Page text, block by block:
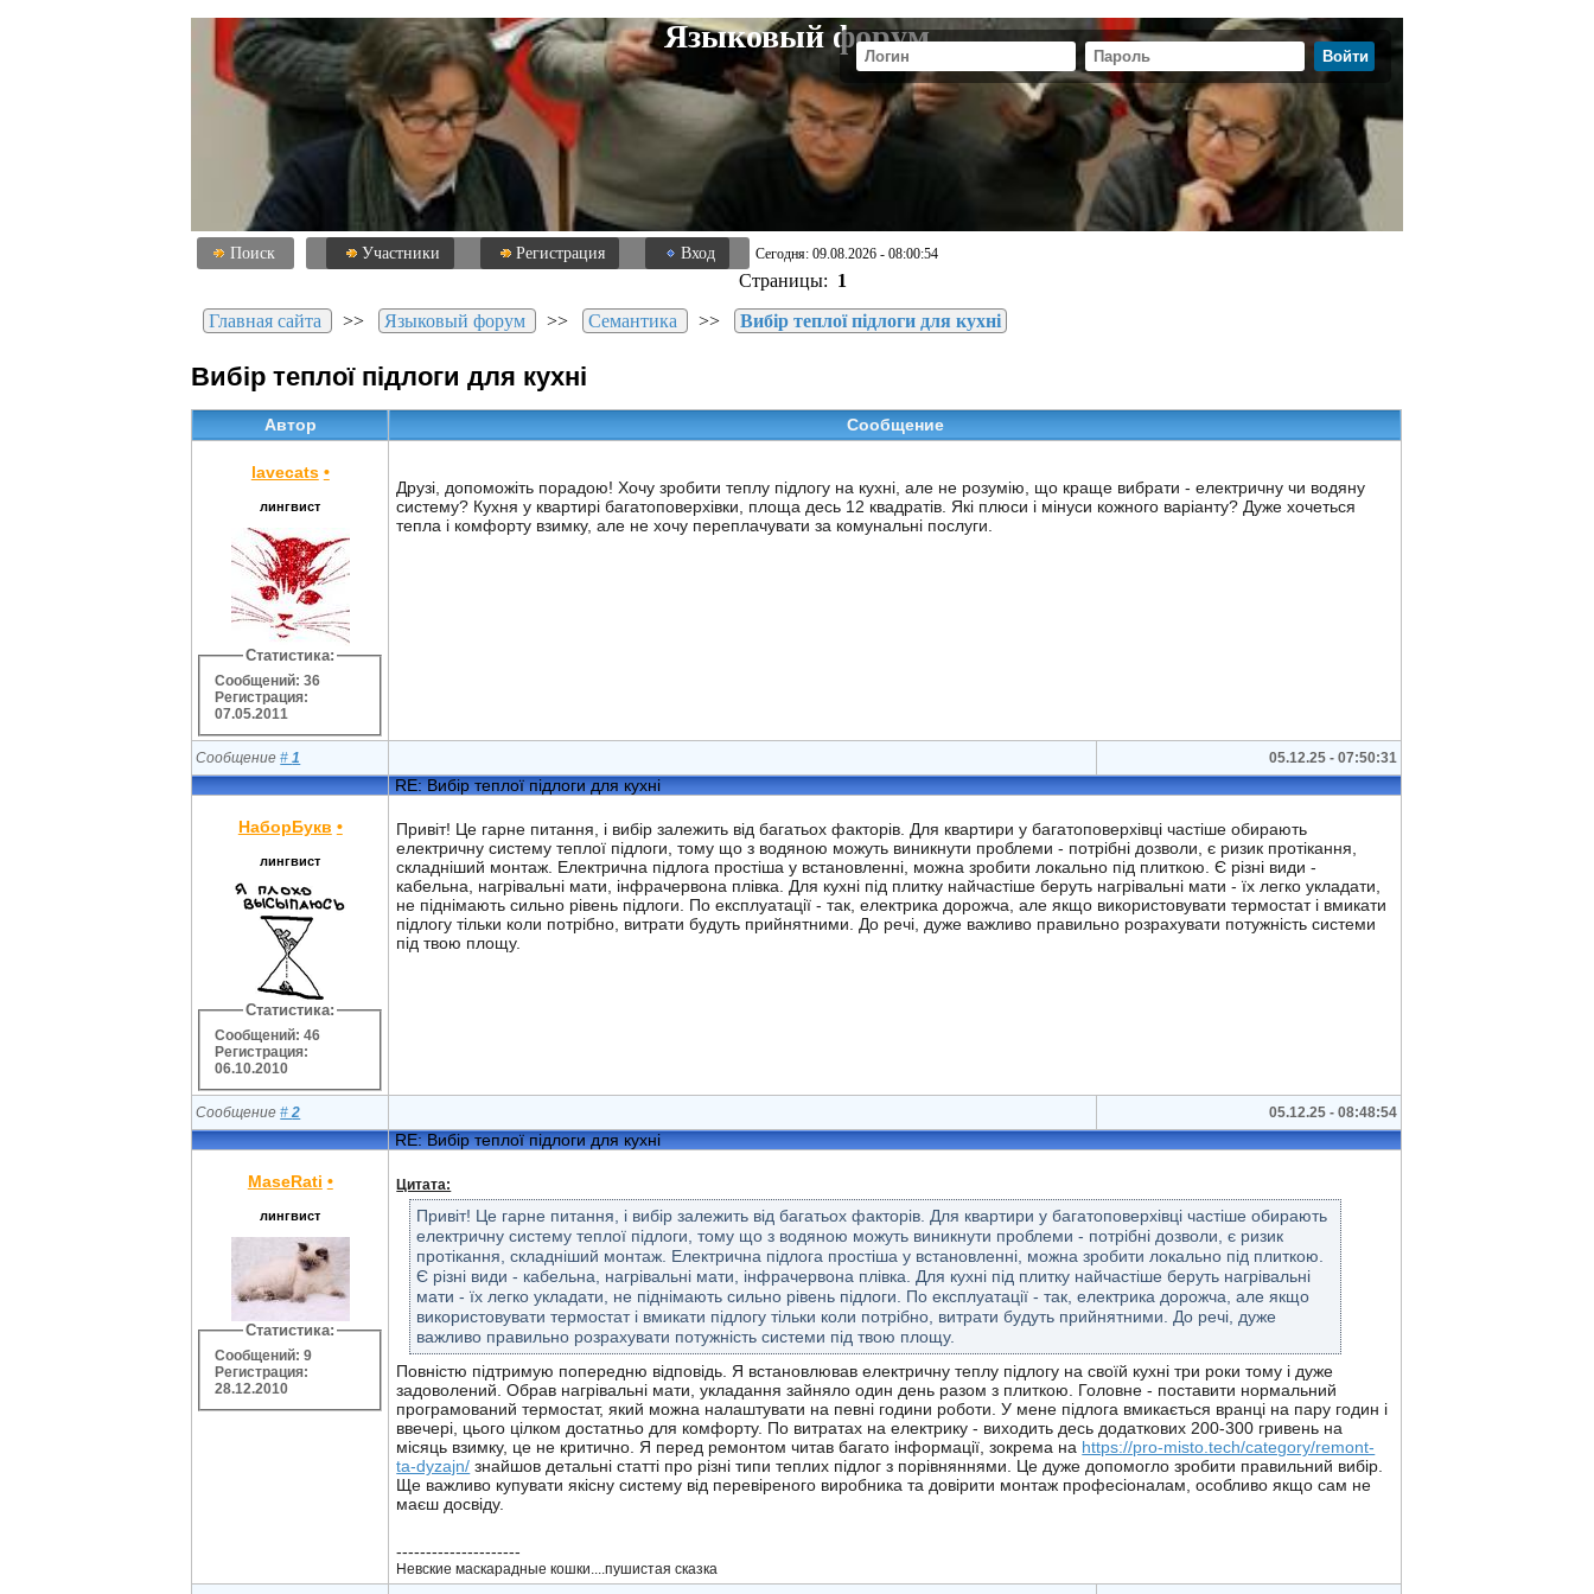
Языковый форум
Поиск Участники Регистрация Вход Сегодня: 09.08.2026 - 08:00:54
Страницы: 1
Главная сайта
>> Языковый форум >> Семантика >> Вибір теплої підлоги для кухні
Вибір теплої підлоги для кухні
Автор Сообщение
lavecats •
лингвист
Статистика:
Сообщений: 36
Регистрация:
07.05.2011
Друзі, допоможіть порадою! Хочу зробити теплу підлогу на кухні, але не розумію, що краще вибрати - електричну чи водяну
систему? Кухня у квартирі багатоповерхівки, площа десь 12 квадратів. Які плюси і мінуси кожного варіанту? Дуже хочеться
тепла і комфорту взимку, але не хочу переплачувати за комунальні послуги.
Сообщение#1 05.12.25 - 07:50:31
RE: Вибір теплої підлоги для кухні
НаборБукв •
лингвист
Статистика:
Сообщений: 46
Регистрация:
06.10.2010
Привіт! Це гарне питання, і вибір залежить від багатьох факторів. Для квартири у багатоповерхівці частіше обирають
електричну систему теплої підлоги, тому що з водяною можуть виникнути проблеми - потрібні дозволи, є ризик протікання,
складніший монтаж. Електрична підлога простіша у встановленні, можна зробити локально під плиткою. Є різні види -
кабельна, нагрівальні мати, інфрачервона плівка. Для кухні під плитку найчастіше беруть нагрівальні мати - їх легко укладати,
не піднімають сильно рівень підлоги. По експлуатації - так, електрика дорожча, але якщо використовувати термостат і вмикати
підлогу тільки коли потрібно, витрати будуть прийнятними. До речі, дуже важливо правильно розрахувати потужність системи
під твою площу.
Сообщение#2 05.12.25 - 08:48:54
RE: Вибір теплої підлоги для кухні
MaseRati •
лингвист
Статистика:
Сообщений: 9
Регистрация:
28.12.2010
Цитата:
Привіт! Це гарне питання, і вибір залежить від багатьох факторів. Для квартири у багатоповерхівці частіше обирають
електричну систему теплої підлоги, тому що з водяною можуть виникнути проблеми - потрібні дозволи, є ризик
протікання, складніший монтаж. Електрична підлога простіша у встановленні, можна зробити локально під плиткою.
Є різні види - кабельна, нагрівальні мати, інфрачервона плівка. Для кухні під плитку найчастіше беруть нагрівальні
мати - їх легко укладати, не піднімають сильно рівень підлоги. По експлуатації - так, електрика дорожча, але якщо
використовувати термостат і вмикати підлогу тільки коли потрібно, витрати будуть прийнятними. До речі, дуже
важливо правильно розрахувати потужність системи під твою площу.
Повністю підтримую попередню відповідь. Я встановлював електричну теплу підлогу на своїй кухні три роки тому і дуже
задоволений. Обрав нагрівальні мати, укладання зайняло один день разом з плиткою. Головне - поставити нормальний
програмований термостат, який можна налаштувати на певні години роботи. У мене підлога вмикається вранці на пару годин і
ввечері, цього цілком достатньо для комфорту. По витратах на електрику - виходить десь додаткових 200-300 гривень на
місяць взимку, це не критично. Я перед ремонтом читав багато інформації, зокрема на https://pro-misto.tech/category/remont-
ta-dyzajn/ знайшов детальні статті про різні типи теплих підлог з порівняннями. Це дуже допомогло зробити правильний вибір.
Ще важливо купувати якісну систему від перевіреного виробника та довірити монтаж професіоналам, особливо якщо сам не
маєш досвіду.
---------------------
Невские маскарадные кошки....пушистая сказка